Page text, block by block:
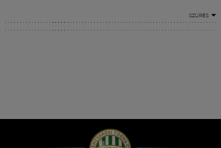
SZŰRÉS
Hírek